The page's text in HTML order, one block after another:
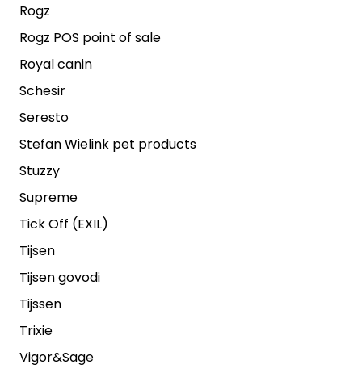
Rogz
Rogz POS point of sale
Royal canin
Schesir
Seresto
Stefan Wielink pet products
Stuzzy
Supreme
Tick Off (EXIL)
Tijsen
Tijsen govodi
Tijssen
Trixie
Vigor&Sage